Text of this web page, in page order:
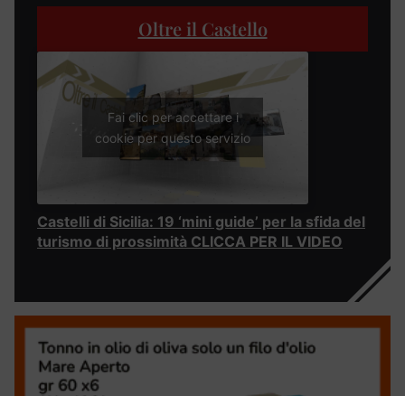
Oltre il Castello
Fai clic per accettare i
cookie per questo servizio
Castelli di Sicilia: 19 ‘mini guide’ per la sfida del
turismo di prossimità CLICCA PER IL VIDEO